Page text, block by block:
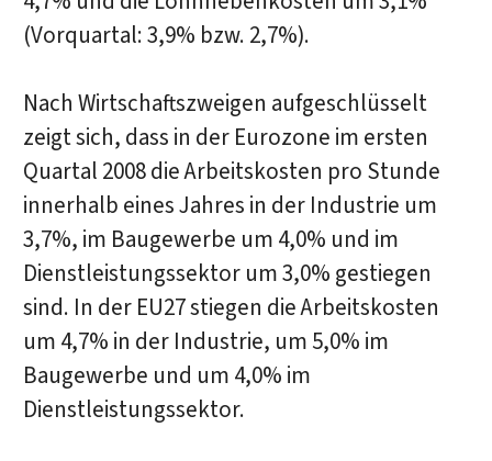
(Vorquartal: 3,9% bzw. 2,7%).
Nach Wirtschaftszweigen aufgeschlüsselt
zeigt sich, dass in der Eurozone im ersten
Quartal 2008 die Arbeitskosten pro Stunde
innerhalb eines Jahres in der Industrie um
3,7%, im Baugewerbe um 4,0% und im
Dienstleistungssektor um 3,0% gestiegen
sind. In der EU27 stiegen die Arbeitskosten
um 4,7% in der Industrie, um 5,0% im
Baugewerbe und um 4,0% im
Dienstleistungssektor.